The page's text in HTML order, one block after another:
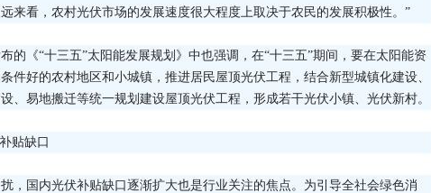
来看，农村光伏市场的发展速度很大程度上取决于农民的发展积极性。”
的《“十三五”太阳能发展规划》中也强调，在“十三五”期间，要在太阳能资
件好的农村地区和小城镇，推进居民屋顶光伏工程，结合新型城镇化建设、
、易地搬迁等统一规划建设屋顶光伏工程，形成若干光伏小镇、光伏新村。
贴缺口
，国内光伏补贴缺口逐渐扩大也是行业关注的焦点。为引导全社会绿色消